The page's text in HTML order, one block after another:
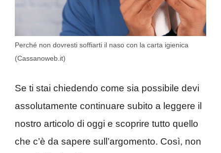
Perché non dovresti soffiarti il naso con la carta igienica
(Cassanoweb.it)
Se ti stai chiedendo come sia possibile devi
assolutamente continuare subito a leggere il
nostro articolo di oggi e scoprire tutto quello
che c’è da sapere sull’argomento. Così, non